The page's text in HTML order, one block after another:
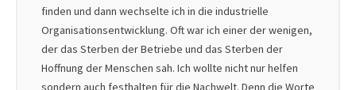
finden und dann wechselte ich in die industrielle
Organisationsentwicklung. Oft war ich einer der wenigen,
der das Sterben der Betriebe und das Sterben der
Hoffnung der Menschen sah. Ich wollte nicht nur helfen
sondern auch festhalten für die Nachwelt. Denn die Worte